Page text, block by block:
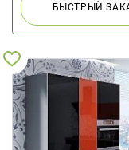
БЫСТРЫЙ